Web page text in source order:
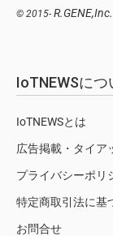
© 2015- R.GENE,Inc.
IoTNEWSにつ
IoTNEWSとは
広告掲載・タイア
プライバシーポリ
特定商取引法に基
お問合せ